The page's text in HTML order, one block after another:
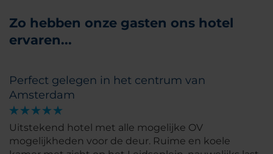
Zo hebben onze gasten ons hotel
ervaren...
Perfect gelegen in het centrum van
Amsterdam
Uitstekend hotel met alle mogelijke OV
mogelijkheden voor de deur. Ruime en koele